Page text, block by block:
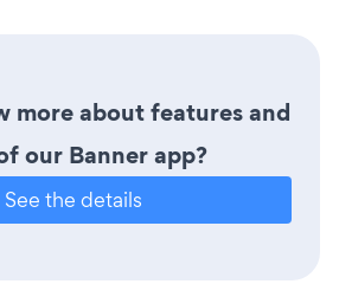
more about features and
our Banner app?
See the details